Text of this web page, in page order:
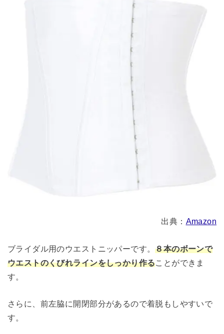
出典： Amazon
ブライダル用のウエストニッパーです。８本のボーンで
ウエストのくびれラインをしっかり作ることができま
す。
さらに、前左脇に開閉部分があるので着脱もしやすいで
す。